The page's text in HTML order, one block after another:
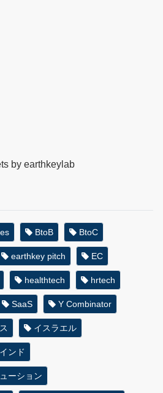
by earthkeylab
BtoB BtoC
earthkey pitch EC
healthtech hrtech
SaaS Y Combinator
イスラエル
インド
ーション